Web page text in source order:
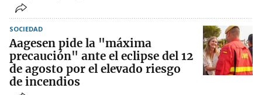
SOCIEDAD
Aagesen pide la "máxima
precaución" ante el eclipse del 12
de agosto por el elevado riesgo
de incendios